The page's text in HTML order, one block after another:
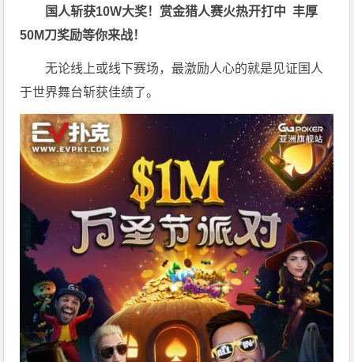
国人斩获10W大奖！ 赏金猎人赛火热开打中 丰厚
50M刀奖励等你来战！
无论线上或线下赛场，最激励人心的就是见证国人
于世界舞台斩获佳绩了。